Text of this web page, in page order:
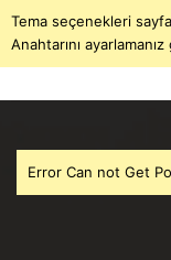
Tema seçenekleri
Anahtarını
Error Can not Get